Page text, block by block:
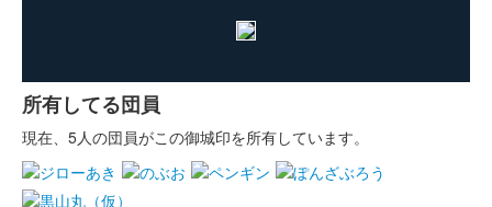
所有してる団員
現在、5人の団員がこの御城印を所有しています。